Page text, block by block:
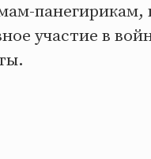
панегирикам,
участие в